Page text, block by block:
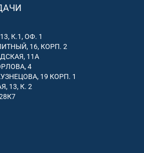
К.1, ОФ. 1
16, КОРП. 2
11А
4
19 КОРП. 1
13, К. 2